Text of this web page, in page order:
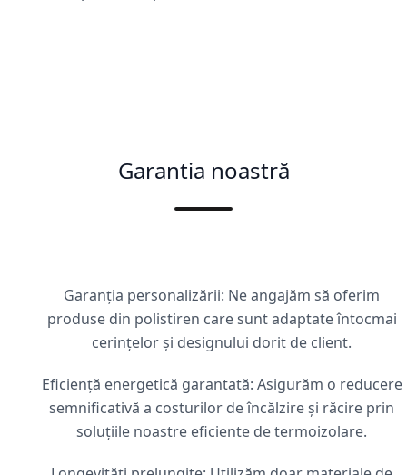
Garantia noastră
Garanția personalizării: Ne angajăm să oferim
produse din polistiren care sunt adaptate întocmai
cerințelor și designului dorit de client.
Eficiență energetică garantată: Asigurăm o reducere
semnificativă a costurilor de încălzire și răcire prin
soluțiile noastre eficiente de termoizolare.